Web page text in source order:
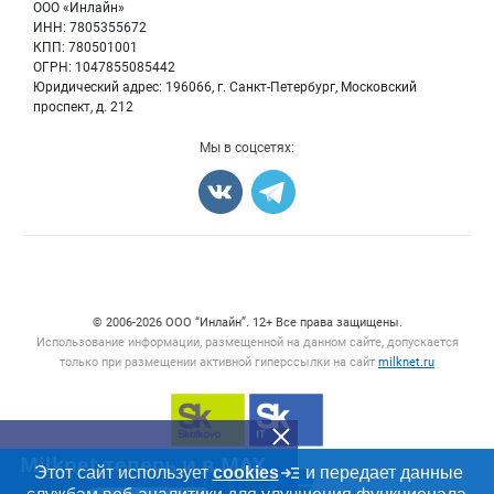
Milknet теперь и в MAX
ООО «Инлайн»
ИНН: 7805355672
КПП: 780501001
ОГРН: 1047855085442
Юридический адрес: 196066, г. Санкт-Петербург, Московский
проспект, д. 212
Мы в соцсетях:
© 2006‑2026 ООО “Инлайн”. 12+ Все права защищены.
Использование информации, размещенной на данном сайте, допускается
только при размещении активной гиперссылки на сайт milknet.ru
Этот сайт использует cookies
и передает данные